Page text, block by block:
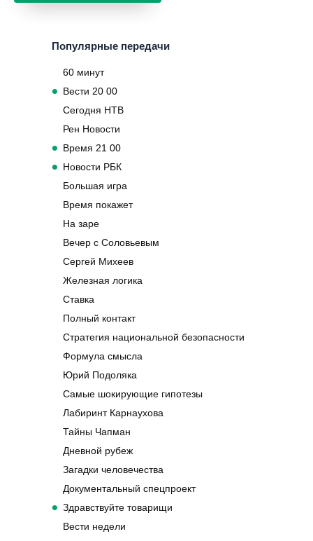
Популярные передачи
60 минут
Вести 20 00
Сегодня НТВ
Рен Новости
Время 21 00
Новости РБК
Большая игра
Время покажет
На заре
Вечер с Соловьевым
Сергей Михеев
Железная логика
Ставка
Полный контакт
Стратегия национальной безопасности
Формула смысла
Юрий Подоляка
Самые шокирующие гипотезы
Лабиринт Карнаухова
Тайны Чапман
Дневной рубеж
Загадки человечества
Документальный спецпроект
Здравствуйте товарищи
Вести недели